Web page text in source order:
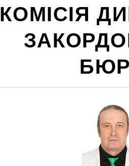
КОМІСІЯ